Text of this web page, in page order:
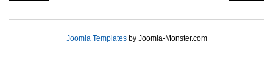
Joomla Templatesby Joomla-Monster.com